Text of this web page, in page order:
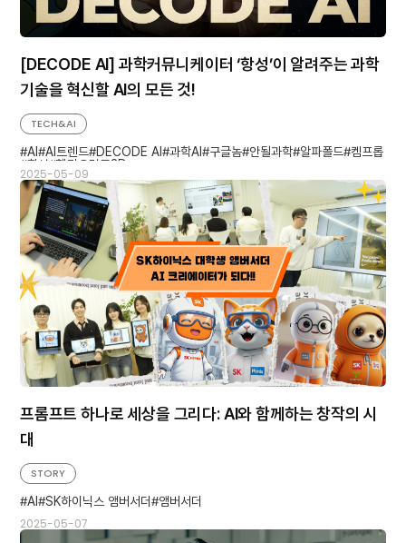
[DECODE AI] 과학커뮤니케이터 ‘항성’이 알려주는 과학
기술을 혁신할 AI의 모든 것!
2025-05-09
TECH&AI
AI
AI트렌드 DECODE AI 과학AI 구글놈 안될과학 알파폴드 켐프롭
항성
헬리오링크3D
프롬프트 하나로 세상을 그리다: AI와 함께하는 창작의 시
대
2025-05-07
STORY
AI
SK하이닉스 앰버서더 앰버서더